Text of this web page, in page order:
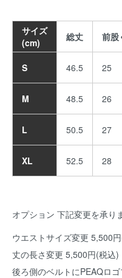
サイズ
(cm)
総丈 前股
S 46.5 25
M 48.5 26
L 50.5 27
XL 52.5 28
オプション 下記変更を承り
ウエストサイズ変更 5,500
丈の長さ変更 5,500円(税込)
後ろ側のベルトにPEAQロ